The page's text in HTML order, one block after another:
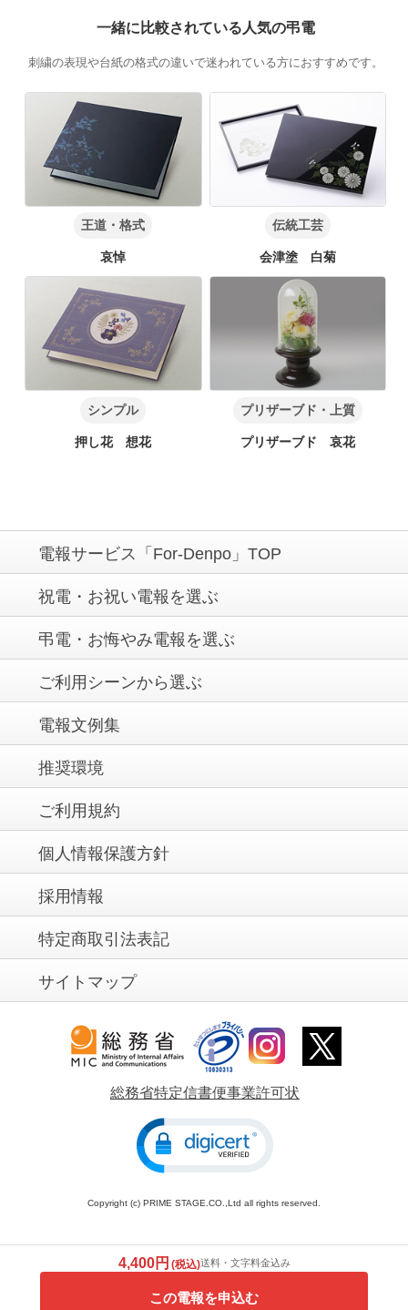
一緒に比較されている人気の弔電
刺繍の表現や台紙の格式の違いで迷われている方におすすめです。
王道・格式
哀悼
伝統工芸
会津塗 白菊
シンプル
押し花 想花
プリザーブド・上質
プリザーブド 哀花
電報サービス「For-Denpo」TOP
祝電・お祝い電報を選ぶ
弔電・お悔やみ電報を選ぶ
ご利用シーンから選ぶ
電報文例集
推奨環境
ご利用規約
個人情報保護方針
採用情報
特定商取引法表記
サイトマップ
総務省特定信書便事業許可状
Copyright (c) PRIME STAGE.CO.,Ltd all rights reserved.
4,400円 (税込)送料・文字料金込み
この電報を申込む